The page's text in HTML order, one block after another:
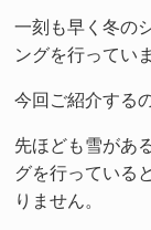
一刻も早く冬の
ングを行ってい
今回ご紹介する
先ほども雪があ
グを行っている
りません。